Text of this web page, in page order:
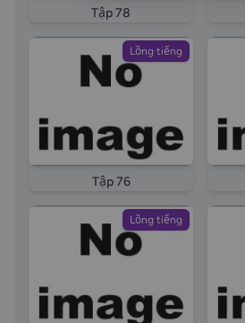
Tập 78
Lồng tiếng
Tập 76
Lồng tiếng